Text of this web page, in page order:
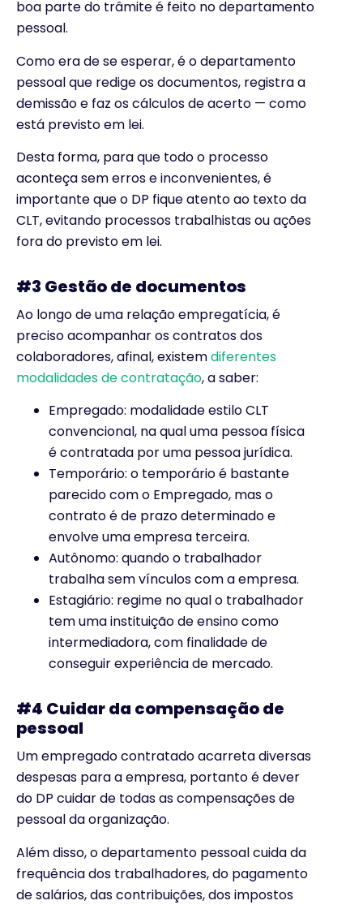
boa parte do trâmite é feito no departamento
pessoal.
Como era de se esperar, é o departamento
pessoal que redige os documentos, registra a
demissão e faz os cálculos de acerto — como
está previsto em lei.
Desta forma, para que todo o processo
aconteça sem erros e inconvenientes, é
importante que o DP fique atento ao texto da
CLT, evitando processos trabalhistas ou ações
fora do previsto em lei.
#3 Gestão de documentos
Ao longo de uma relação empregatícia, é
preciso acompanhar os contratos dos
colaboradores, afinal, existemdiferentes
modalidades de contratação, a saber:
Empregado: modalidade estilo CLT
convencional, na qual uma pessoa física
é contratada por uma pessoa jurídica.
Temporário: o temporário é bastante
parecido com o Empregado, mas o
contrato é de prazo determinado e
envolve uma empresa terceira.
Autônomo: quando o trabalhador
trabalha sem vínculos com a empresa.
Estagiário: regime no qual o trabalhador
tem uma instituição de ensino como
intermediadora, com finalidade de
conseguir experiência de mercado.
#4 Cuidar da compensação de
pessoal
Um empregado contratado acarreta diversas
despesas para a empresa, portanto é dever
do DP cuidar de todas as compensações de
pessoal da organização.
Além disso, o departamento pessoal cuida da
frequência dos trabalhadores, do pagamento
de salários, das contribuições, dos impostos